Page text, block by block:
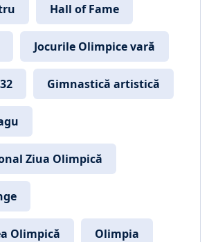
Hall of Fame
Jocurile Olimpice vară
Gimnastică artistică
Ziua Olimpică
Olimpică Olimpia